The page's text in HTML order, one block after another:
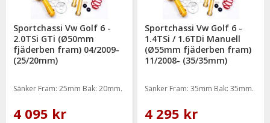
Sportchassi Vw Golf 6 -
2.0TSi GTi (Ø50mm
fjäderben fram) 04/2009-
(25/20mm)
Sänker Fram: 25mm Bak: 20mm.
4 095 kr
Sportchassi Vw Golf 6 -
1.4TSi / 1.6TDi Manuell
(Ø55mm fjäderben fram)
11/2008- (35/35mm)
Sänker Fram: 35mm Bak: 35mm.
4 295 kr